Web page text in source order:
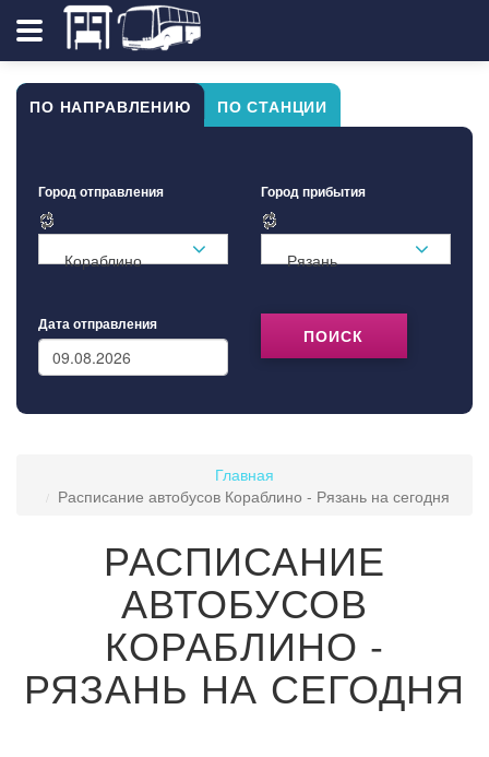
ПО НАПРАВЛЕНИЮ ПО СТАНЦИИ
Город отправления
Кораблино
Город прибытия
Рязань
Дата отправления
ПОИСК
Главная
Расписание автобусов Кораблино - Рязань на сегодня
РАСПИСАНИЕ
АВТОБУСОВ
КОРАБЛИНО -
РЯЗАНЬ НА СЕГОДНЯ